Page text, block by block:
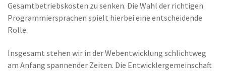
Gesamtbetriebskosten zu senken. Die Wahl der richtigen
Programmiersprachen spielt hierbei eine entscheidende
Rolle.
Insgesamt stehen wir in der Webentwicklung schlichtweg
am Anfang spannender Zeiten. Die Entwicklergemeinschaft